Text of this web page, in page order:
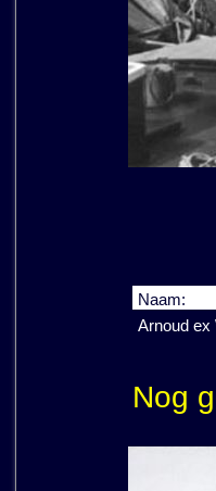
Naam:
Arnoud ex
Nog